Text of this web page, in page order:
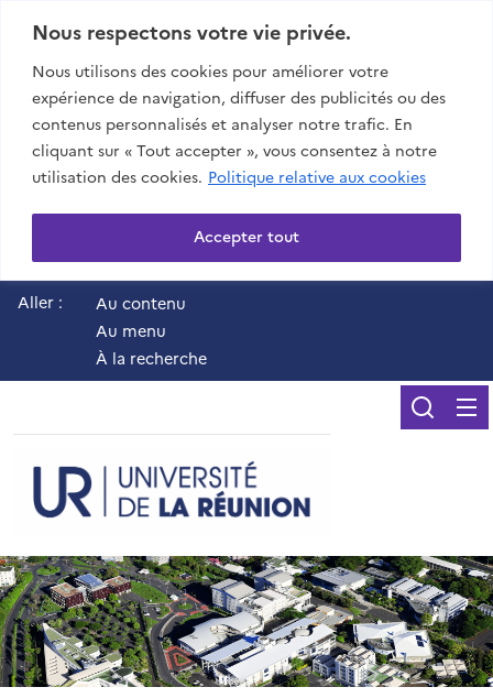
Nous respectons votre vie privée.
Nous utilisons des cookies pour améliorer votre
expérience de navigation, diffuser des publicités ou des
contenus personnalisés et analyser notre trafic. En
cliquant sur « Tout accepter », vous consentez à notre
utilisation des cookies. Politique relative aux cookies
Accepter tout
Aller :
Au contenu
Au menu
À la recherche